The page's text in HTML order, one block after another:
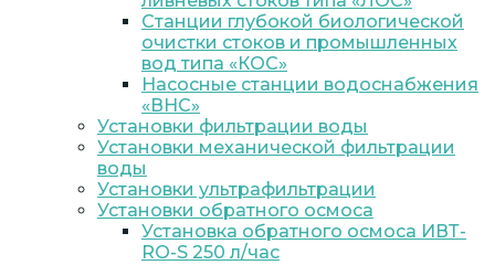
Станции глубокой биологической
очистки стоков и промышленных
вод типа «КОС»
Насосные станции водоснабжения
«ВНС»
Установки фильтрации воды
Установки механической фильтрации
воды
Установки ультрафильтрации
Установки обратного осмоса
Установка обратного осмоса ИВТ-
RO-S 250 л/час